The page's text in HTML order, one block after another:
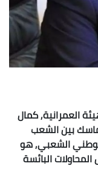
العمرانية, كمال
بين الشعب
الشعبي, هو
البائسة